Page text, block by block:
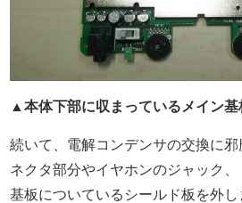
▲本体下部に収まっているメイン基
続いて、電解コンデンサの交換に
ネクタ部分やイヤホンのジャック、
基板についているシールド板を外し